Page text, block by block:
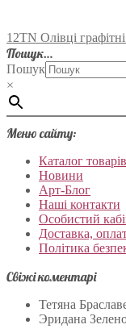
12TN Олівці
Пошук…
Пошук
×
Меню сайту:
Каталог товарів
Новини
Арт-Блог
Наші контакти
Особистий
Доставка,
Політика
Свіжі коментарі
Тетяна
Эридана